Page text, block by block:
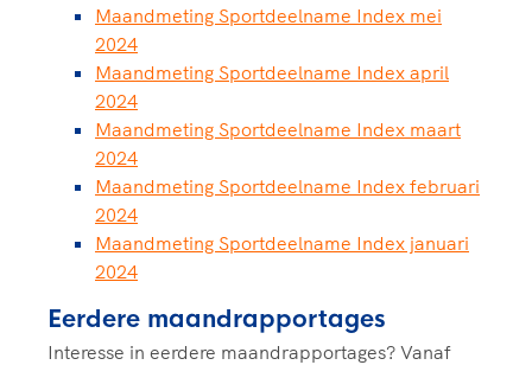
Maandmeting Sportdeelname Index mei
2024
Maandmeting Sportdeelname Index april
2024
Maandmeting Sportdeelname Index maart
2024
Maandmeting Sportdeelname Index februari
2024
Maandmeting Sportdeelname Index januari
2024
Eerdere maandrapportages
Interesse in eerdere maandrapportages? Vanaf